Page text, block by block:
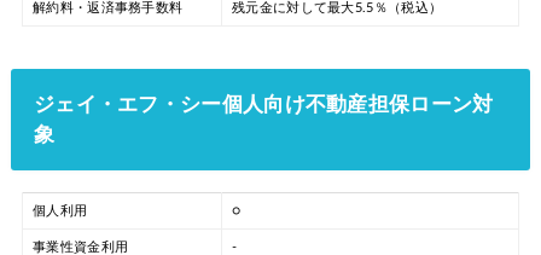
解約料・返済事務手数料 残元金に対して最大5.5％（税込）
ジェイ・エフ・シー個人向け不動産担保ローン対
象
個人利用 ○
事業性資金利用 -